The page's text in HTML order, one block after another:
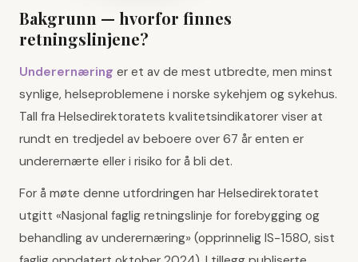
Bakgrunn — hvorfor finnes
retningslinjene?
Underernæring er et av de mest utbredte, men minst
synlige, helseproblemene i norske sykehjem og sykehus.
Tall fra Helsedirektoratets kvalitetsindikatorer viser at
rundt en tredjedel av beboere over 67 år enten er
underernærte eller i risiko for å bli det.
For å møte denne utfordringen har Helsedirektoratet
utgitt «Nasjonal faglig retningslinje for forebygging og
behandling av underernæring» (opprinnelig IS-1580, sist